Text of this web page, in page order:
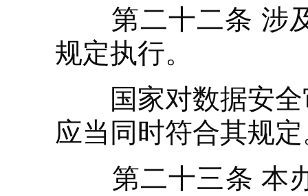
第二十二条 涉及
规定执行。
国家对数据安全
应当同时符合其规
第二十三条 本办